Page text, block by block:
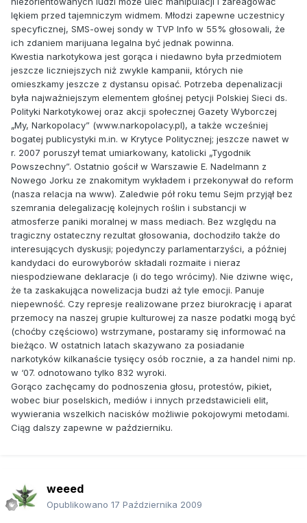
lękiem przed tajemniczym widmem. Młodzi zapewne uczestnicy
specyficznej, SMS-owej sondy w TVP Info w 55% głosowali, że
ich zdaniem marijuana legalna być jednak powinna.
Kwestia narkotykowa jest gorąca i niedawno była przedmiotem
jeszcze liczniejszych niż zwykle kampanii, których nie
omieszkamy jeszcze z dystansu opisać. Potrzeba depenalizacji
była najważniejszym elementem głośnej petycji Polskiej Sieci ds.
Polityki Narkotykowej oraz akcji społecznej Gazety Wyborczej
„My, Narkopolacy” (www.narkopolacy.pl), a także wcześniej
bogatej publicystyki m.in. w Krytyce Politycznej; jeszcze nawet w
r. 2007 poruszył temat umiarkowany, katolicki „Tygodnik
Powszechny”. Ostatnio gościł w Warszawie E. Nadelmann z
Nowego Jorku ze znakomitym wykładem i przekonywał do reform
(nasza relacja na www). Zaledwie pół roku temu Sejm przyjął bez
szemrania delegalizację kolejnych roślin i substancji w
atmosferze paniki moralnej w mass mediach. Bez względu na
tragiczny ostateczny rezultat głosowania, dochodziło także do
interesujących dyskusji; pojedynczy parlamentarzyści, a później
kandydaci do eurowyborów składali rozmaite i nieraz
niespodziewane deklaracje (i do tego wrócimy). Nie dziwne więc,
że ta zaskakująca nowelizacja budzi aż tyle emocji. Panuje
niepewność. Czy represje realizowane przez biurokrację i aparat
przemocy na naszej grupie kulturowej za nasze podatki mogą być
(choćby częściowo) wstrzymane, postaramy się informować na
bieżąco. W ostatnich latach skazywano za posiadanie
narkotyków kilkanaście tysięcy osób rocznie, a za handel nimi np.
w ‘07. odnotowano tylko 832 wyroki.
Gorąco zachęcamy do podnoszenia głosu, protestów, pikiet,
wobec biur poselskich, mediów i innych przedstawicieli elit,
wywierania wszelkich nacisków możliwie pokojowymi metodami.
Ciąg dalszy zapewne w październiku.
weeed
Opublikowano 17 Października 2009